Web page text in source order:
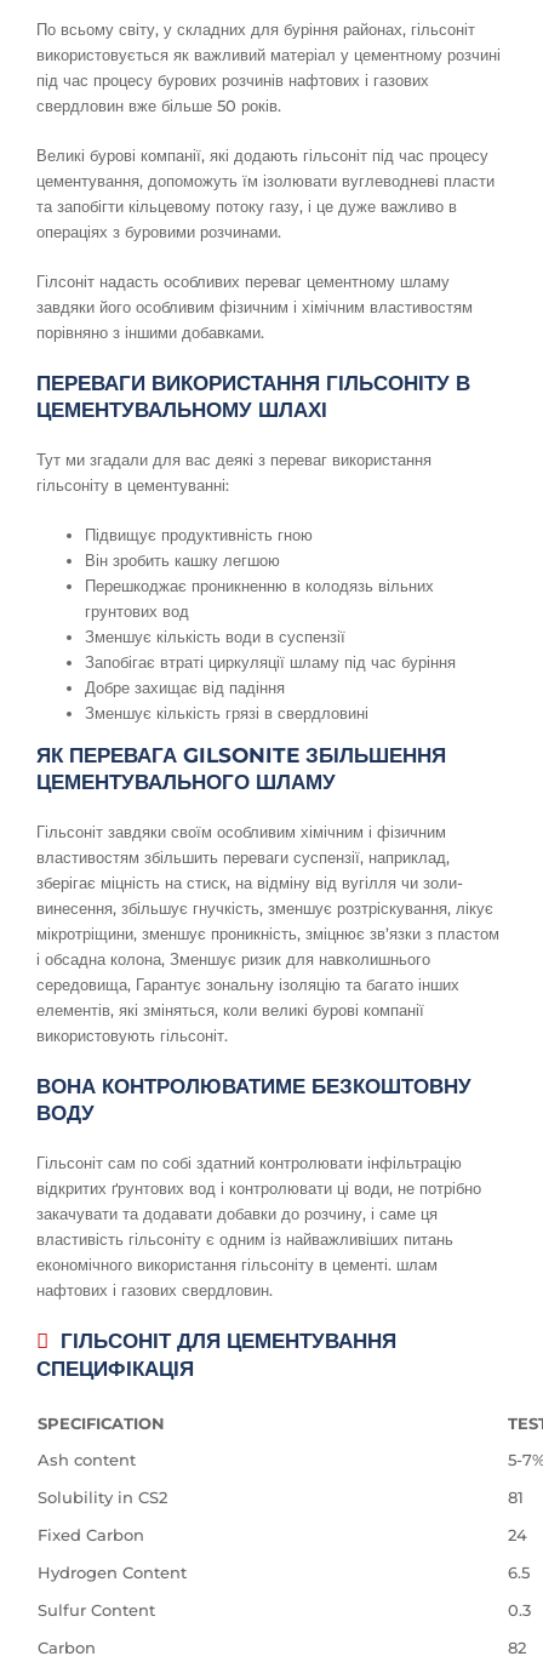
По всьому світу, у складних для буріння районах, гільсоніт
використовується як важливий матеріал у цементному розчині
під час процесу бурових розчинів нафтових і газових
свердловин вже більше 50 років.
Великі бурові компанії, які додають гільсоніт під час процесу
цементування, допоможуть їм ізолювати вуглеводневі пласти
та запобігти кільцевому потоку газу, і це дуже важливо в
операціях з буровими розчинами.
Гілсоніт надасть особливих переваг цементному шламу
завдяки його особливим фізичним і хімічним властивостям
порівняно з іншими добавками.
ПЕРЕВАГИ ВИКОРИСТАННЯ ГІЛЬСОНІТУ В
ЦЕМЕНТУВАЛЬНОМУ ШЛАХІ
Тут ми згадали для вас деякі з переваг використання
гільсоніту в цементуванні:
Підвищує продуктивність гною
Він зробить кашку легшою
Перешкоджає проникненню в колодязь вільних
грунтових вод
Зменшує кількість води в суспензії
Запобігає втраті циркуляції шламу під час буріння
Добре захищає від падіння
Зменшує кількість грязі в свердловині
ЯК ПЕРЕВАГА GILSONITE ЗБІЛЬШЕННЯ
ЦЕМЕНТУВАЛЬНОГО ШЛАМУ
Гільсоніт завдяки своїм особливим хімічним і фізичним
властивостям збільшить переваги суспензії, наприклад,
зберігає міцність на стиск, на відміну від вугілля чи золи-
винесення, збільшує гнучкість, зменшує розтріскування, лікує
мікротріщини, зменшує проникність, зміцнює зв’язки з пластом
і обсадна колона, Зменшує ризик для навколишнього
середовища, Гарантує зональну ізоляцію та багато інших
елементів, які зміняться, коли великі бурові компанії
використовують гільсоніт.
ВОНА КОНТРОЛЮВАТИМЕ БЕЗКОШТОВНУ
ВОДУ
Гільсоніт сам по собі здатний контролювати інфільтрацію
відкритих ґрунтових вод і контролювати ці води, не потрібно
закачувати та додавати добавки до розчину, і саме ця
властивість гільсоніту є одним із найважливіших питань
економічного використання гільсоніту в цементі. шлам
нафтових і газових свердловин.
ГІЛЬСОНІТ ДЛЯ ЦЕМЕНТУВАННЯ
СПЕЦИФІКАЦІЯ
SPECIFICATION
Ash content
5-
Solubility in CS2
81
Fixed Carbon
24
Hydrogen Content
6.5
Sulfur Content
0.3
Carbon
82